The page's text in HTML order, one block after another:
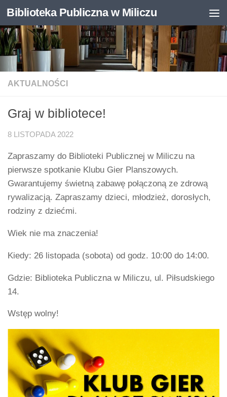
Otwórz pasek narzędzi
Skip to content
Biblioteka Publiczna w Miliczu
AKTUALNOŚCI
Graj w bibliotece!
8 LISTOPADA 2022
Zapraszamy do Biblioteki Publicznej w Miliczu na
pierwsze spotkanie Klubu Gier Planszowych.
Gwarantujemy świetną zabawę połączoną ze zdrową
rywalizacją. Zapraszamy dzieci, młodzież, dorosłych,
rodziny z dziećmi.
Wiek nie ma znaczenia!
Kiedy: 26 listopada (sobota) od godz. 10:00 do 14:00.
Gdzie: Biblioteka Publiczna w Miliczu, ul. Piłsudskiego
14.
Wstęp wolny!